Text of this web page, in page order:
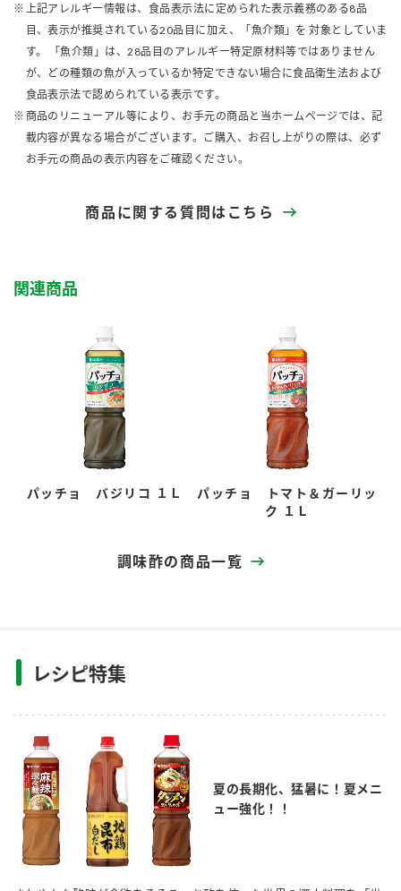
上記アレルギー情報は、食品表示法に定められた表示義務のある8品
目、表示が推奨されている20品目に加え、「魚介類」を 対象としていま
す。 「魚介類」は、28品目のアレルギー特定原材料等ではありません
が、どの種類の魚が入っているか特定できない場合に食品衛生法および
食品表示法で認められている表示です。
商品のリニューアル等により、お手元の商品と当ホームページでは、記
載内容が異なる場合がございます。ご購入、お召し上がりの際は、必ず
お手元の商品の表示内容をご確認ください。
商品に関する質問はこちら
関連商品
パッチョ バジリコ １Ｌ
パッチョ トマト＆ガーリッ
ク １Ｌ
調味酢の商品一覧
レシピ特集
夏の長期化、猛暑に！夏メニ
ュー強化！！